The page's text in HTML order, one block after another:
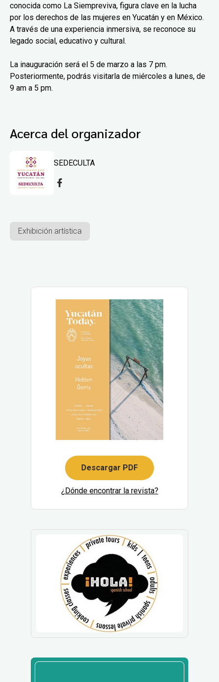
conocida como La Siempreviva, figura clave en la lucha
por los derechos de las mujeres en Yucatán y en México.
A través de una experiencia inmersiva, se reconoce su
legado social, educativo y cultural.
La inauguración será el 5 de marzo a las 7 pm.
Posteriormente, podrás visitarla de miércoles a lunes, de
9 am a 5 pm.
Acerca del organizador
SEDECULTA
Exhibición artística
Descargar PDF
¿Dónde encontrar la revista?